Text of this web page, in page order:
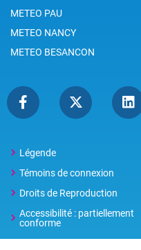
METEO PAU
METEO NANCY
METEO BESANCON
Légende
Témoins de connexion
Droits de Reproduction
Accessibilité : partiellement
conforme